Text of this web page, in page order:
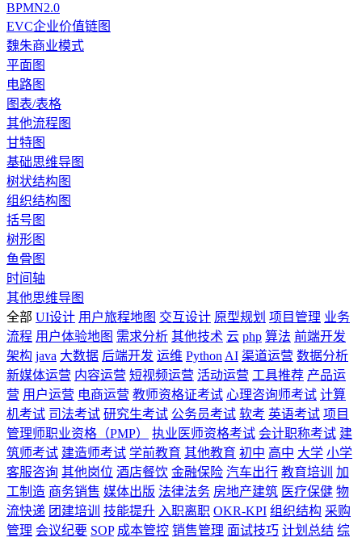
BPMN2.0
EVC企业价值链图
魏朱商业模式
平面图
电路图
图表/表格
其他流程图
甘特图
基础思维导图
树状结构图
组织结构图
括号图
树形图
鱼骨图
时间轴
其他思维导图
全部 UI设计 用户旅程地图 交互设计 原型规划 项目管理 业务
流程 用户体验地图 需求分析 其他技术 云 php 算法 前端开发
架构 java 大数据 后端开发 运维 Python AI 渠道运营 数据分析
新媒体运营 内容运营 短视频运营 活动运营 工具推荐 产品运
营 用户运营 电商运营 教师资格证考试 心理咨询师考试 计算
机考试 司法考试 研究生考试 公务员考试 软考 英语考试 项目
管理师职业资格（PMP）
执业医师资格考试 会计职称考试 建
筑师考试 建造师考试 学前教育 其他教育 初中 高中 大学 小学
客服咨询 其他岗位 酒店餐饮 金融保险 汽车出行 教育培训
加
工制造 商务销售 媒体出版 法律法务 房地产建筑 医疗保健 物
流快递 团建培训 技能提升 入职离职 OKR-KPI 组织结构 采购
管理 会议纪要 SOP 成本管控 销售管理 面试技巧 计划总结 综